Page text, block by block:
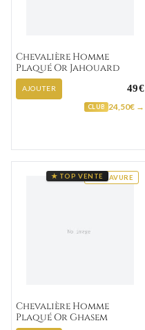
Chevalière Homme
Plaqué Or Jahouard
AJOUTER 49€
CLUB 24,50€ →
GRAVURE
★ TOP VENTE
Chevalière Homme
Plaqué Or Ghasem